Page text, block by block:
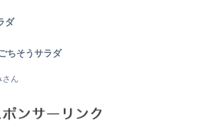
ダ
ちそうサラダ
さん